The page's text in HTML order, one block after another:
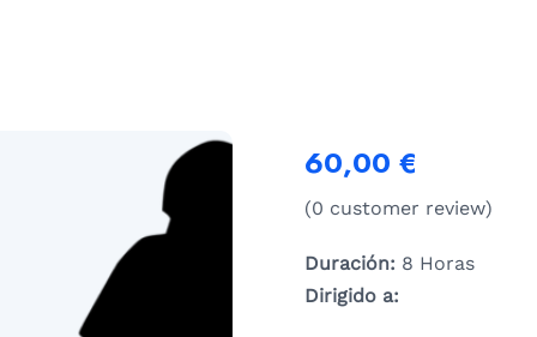
60,00 €
(0 customer review)
Duración: 8 Horas
Dirigido a: